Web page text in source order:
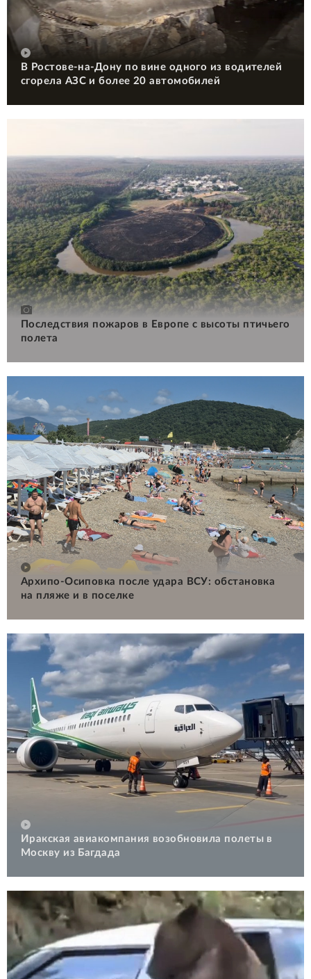
В Ростове-на-Дону по вине одного из водителей
сгорела АЗС и более 20 автомобилей
Последствия пожаров в Европе с высоты птичьего
полета
Архипо-Осиповка после удара ВСУ: обстановка
на пляже и в поселке
Иракская авиакомпания возобновила полеты в
Москву из Багдада